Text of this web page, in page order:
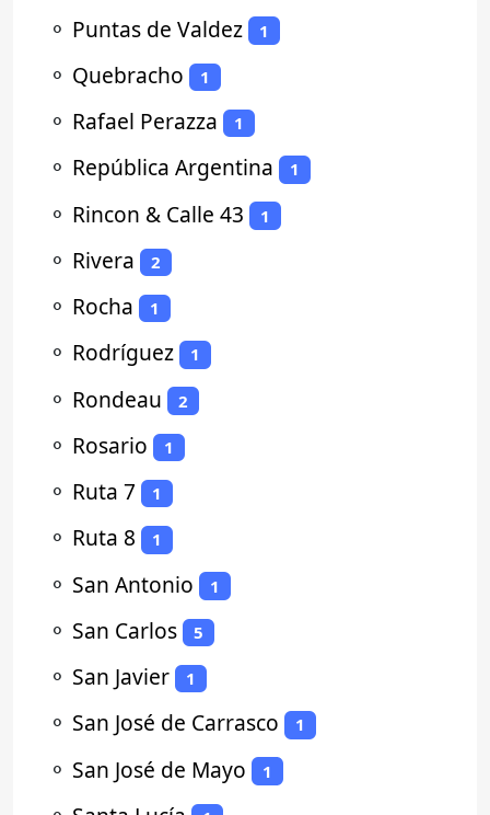
⚬ Puntas de Valdez 1
⚬ Quebracho 1
⚬ Rafael Perazza 1
⚬ República Argentina 1
⚬ Rincon & Calle 43 1
⚬ Rivera 2
⚬ Rocha 1
⚬ Rodríguez 1
⚬ Rondeau 2
⚬ Rosario 1
⚬ Ruta 7 1
⚬ Ruta 8 1
⚬ San Antonio 1
⚬ San Carlos 5
⚬ San Javier 1
⚬ San José de Carrasco 1
⚬ San José de Mayo 1